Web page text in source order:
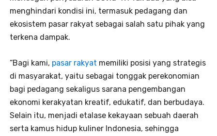
menghindari kondisi ini, termasuk pedagang dan
ekosistem pasar rakyat sebagai salah satu pihak yang
terkena dampak.
“Bagi kami, pasar rakyat memiliki posisi yang strategis
di masyarakat, yaitu sebagai tonggak perekonomian
bagi pedagang sekaligus sarana pengembangan
ekonomi kerakyatan kreatif, edukatif, dan berbudaya.
Selain itu, menjadi etalase kekayaan sebuah daerah
serta kamus hidup kuliner Indonesia, sehingga